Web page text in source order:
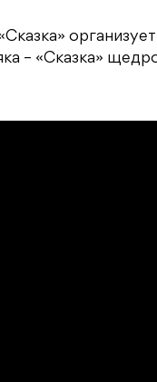
– «Сказка»